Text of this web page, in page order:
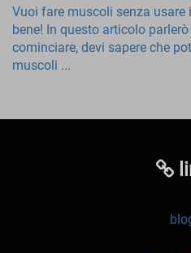
Vuoi fare muscoli senza
bene! In questo articolo
cominciare, devi sapere che
muscoli ...